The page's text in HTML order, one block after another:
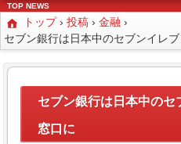
TOP NEWS
トップ› 投稿 › 金融 ›
セブン銀行は日本中のセブンイレ
セブン銀行は日本中の
窓口に